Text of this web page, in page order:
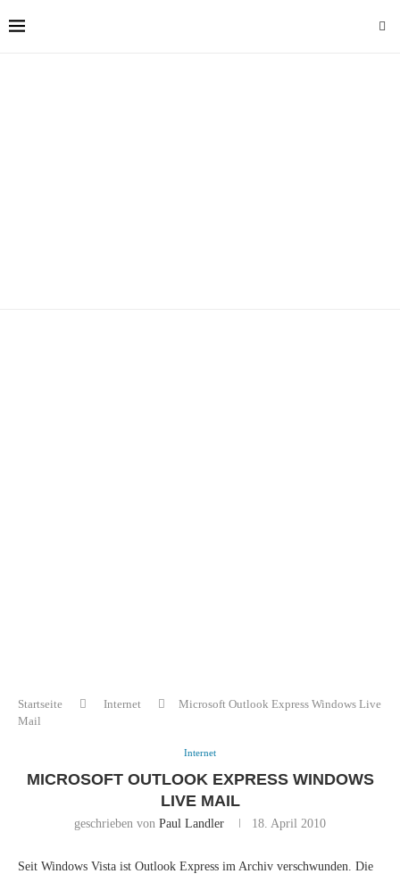
Startseite Internet
Microsoft Outlook Express Windows Live
Mail
Internet
MICROSOFT OUTLOOK EXPRESS WINDOWS
LIVE MAIL
geschrieben von Paul Landler 18. April 2010
Seit Windows Vista ist Outlook Express im Archiv verschwunden. Die